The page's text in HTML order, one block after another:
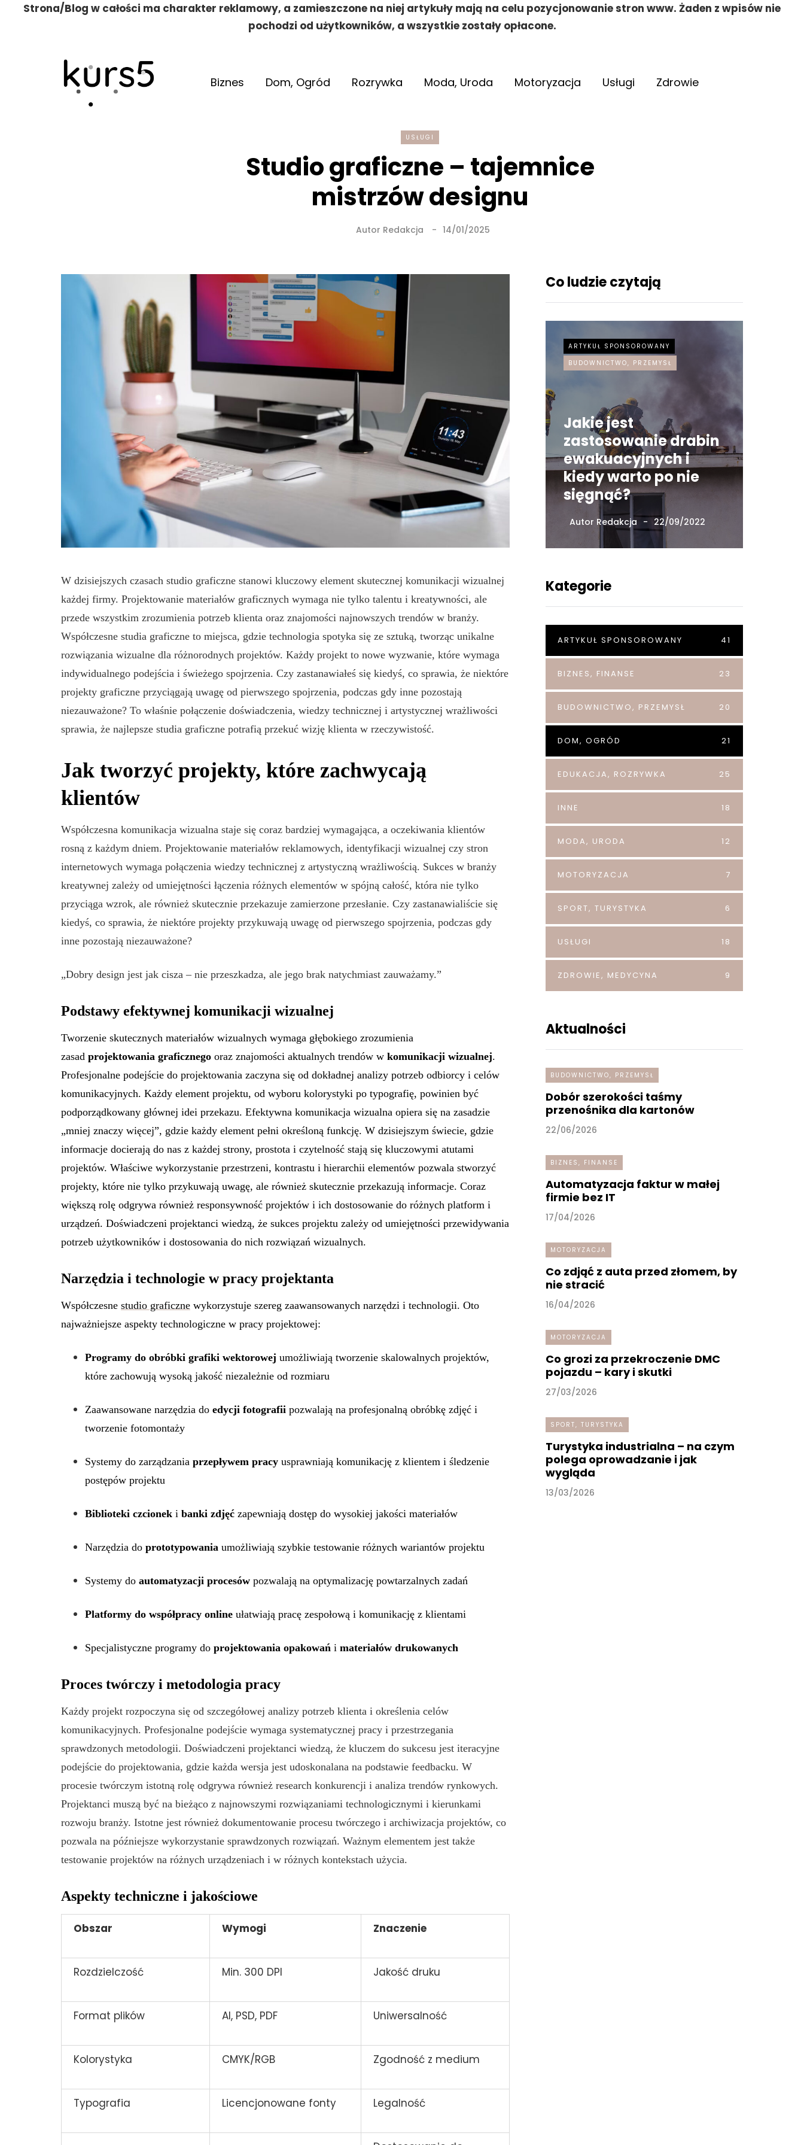
Strona/Blog w całości ma charakter reklamowy, a zamieszczone na niej artykuły mają na celu pozycjonowanie stron www. Żaden z wpisów nie
pochodzi od użytkowników, a wszystkie zostały opłacone.
Biznes Dom, Ogród Rozrywka Moda, Uroda Motoryzacja Usługi Zdrowie
USŁUGI
Studio graficzne – tajemnice
mistrzów designu
Autor Redakcja 14/01/2025
W dzisiejszych czasach studio graficzne stanowi kluczowy element skutecznej komunikacji wizualnej
każdej firmy. Projektowanie materiałów graficznych wymaga nie tylko talentu i kreatywności, ale
przede wszystkim zrozumienia potrzeb klienta oraz znajomości najnowszych trendów w branży.
Współczesne studia graficzne to miejsca, gdzie technologia spotyka się ze sztuką, tworząc unikalne
rozwiązania wizualne dla różnorodnych projektów. Każdy projekt to nowe wyzwanie, które wymaga
indywidualnego podejścia i świeżego spojrzenia. Czy zastanawiałeś się kiedyś, co sprawia, że niektóre
projekty graficzne przyciągają uwagę od pierwszego spojrzenia, podczas gdy inne pozostają
niezauważone? To właśnie połączenie doświadczenia, wiedzy technicznej i artystycznej wrażliwości
sprawia, że najlepsze studia graficzne potrafią przekuć wizję klienta w rzeczywistość.
Jak tworzyć projekty, które zachwycają
klientów
Współczesna komunikacja wizualna staje się coraz bardziej wymagająca, a oczekiwania klientów
rosną z każdym dniem. Projektowanie materiałów reklamowych, identyfikacji wizualnej czy stron
internetowych wymaga połączenia wiedzy technicznej z artystyczną wrażliwością. Sukces w branży
kreatywnej zależy od umiejętności łączenia różnych elementów w spójną całość, która nie tylko
przyciąga wzrok, ale również skutecznie przekazuje zamierzone przesłanie. Czy zastanawialiście się
kiedyś, co sprawia, że niektóre projekty przykuwają uwagę od pierwszego spojrzenia, podczas gdy
inne pozostają niezauważone?
„Dobry design jest jak cisza – nie przeszkadza, ale jego brak natychmiast zauważamy.”
Podstawy efektywnej komunikacji wizualnej
Tworzenie skutecznych materiałów wizualnych wymaga głębokiego zrozumienia
zasad projektowania graficznego oraz znajomości aktualnych trendów w komunikacji wizualnej.
Profesjonalne podejście do projektowania zaczyna się od dokładnej analizy potrzeb odbiorcy i celów
komunikacyjnych. Każdy element projektu, od wyboru kolorystyki po typografię, powinien być
podporządkowany głównej idei przekazu. Efektywna komunikacja wizualna opiera się na zasadzie
„mniej znaczy więcej”, gdzie każdy element pełni określoną funkcję. W dzisiejszym świecie, gdzie
informacje docierają do nas z każdej strony, prostota i czytelność stają się kluczowymi atutami
projektów. Właściwe wykorzystanie przestrzeni, kontrastu i hierarchii elementów pozwala stworzyć
projekty, które nie tylko przykuwają uwagę, ale również skutecznie przekazują informacje. Coraz
większą rolę odgrywa również responsywność projektów i ich dostosowanie do różnych platform i
urządzeń. Doświadczeni projektanci wiedzą, że sukces projektu zależy od umiejętności przewidywania
potrzeb użytkowników i dostosowania do nich rozwiązań wizualnych.
Narzędzia i technologie w pracy projektanta
Współczesne studio graficzne wykorzystuje szereg zaawansowanych narzędzi i technologii. Oto
najważniejsze aspekty technologiczne w pracy projektowej:
Programy do obróbki grafiki wektorowej umożliwiają tworzenie skalowalnych projektów,
które zachowują wysoką jakość niezależnie od rozmiaru
Zaawansowane narzędzia do edycji fotografii pozwalają na profesjonalną obróbkę zdjęć i
tworzenie fotomontaży
Systemy do zarządzania przepływem pracy usprawniają komunikację z klientem i śledzenie
postępów projektu
Biblioteki czcionek i banki zdjęć zapewniają dostęp do wysokiej jakości materiałów
Narzędzia do prototypowania umożliwiają szybkie testowanie różnych wariantów projektu
Systemy do automatyzacji procesów pozwalają na optymalizację powtarzalnych zadań
Platformy do współpracy online ułatwiają pracę zespołową i komunikację z klientami
Specjalistyczne programy do projektowania opakowań i materiałów drukowanych
Proces twórczy i metodologia pracy
Każdy projekt rozpoczyna się od szczegółowej analizy potrzeb klienta i określenia celów
komunikacyjnych. Profesjonalne podejście wymaga systematycznej pracy i przestrzegania
sprawdzonych metodologii. Doświadczeni projektanci wiedzą, że kluczem do sukcesu jest iteracyjne
podejście do projektowania, gdzie każda wersja jest udoskonalana na podstawie feedbacku. W
procesie twórczym istotną rolę odgrywa również research konkurencji i analiza trendów rynkowych.
Projektanci muszą być na bieżąco z najnowszymi rozwiązaniami technologicznymi i kierunkami
rozwoju branży. Istotne jest również dokumentowanie procesu twórczego i archiwizacja projektów, co
pozwala na późniejsze wykorzystanie sprawdzonych rozwiązań. Ważnym elementem jest także
testowanie projektów na różnych urządzeniach i w różnych kontekstach użycia.
Aspekty techniczne i jakościowe
Obszar Wymogi Znaczenie
Rozdzielczość Min. 300 DPI Jakość druku
Format plików AI, PSD, PDF Uniwersalność
Kolorystyka CMYK/RGB Zgodność z medium
Typografia Licencjonowane fonty Legalność
Co ludzie czytają
MODA, URODA
Naturalne metody na
poprawę wyglądu
biustu
Autor Redakcja
ARTYKUŁ SPONSOROWANY
MOTORYZACJA
Wymiana kabiny w
samochodzie
ciężarowym
AutorRedakcja
ARTYKUŁ SPONSOROWANY
BUDOWNICTWO, PRZEMYSŁ
Jakie jest
zastosowanie drabin
ewakuacyjnych i
kiedy warto po nie
sięgnąć?
Autor Redakcja 22/09/2022
Kategorie
ARTYKUŁ SPONSOROWANY 41
BIZNES, FINANSE 23
BUDOWNICTWO, PRZEMYSŁ 20
DOM, OGRÓD 21
EDUKACJA, ROZRYWKA 25
INNE 18
MODA, URODA 12
MOTORYZACJA 7
SPORT, TURYSTYKA 6
USŁUGI 18
ZDROWIE, MEDYCYNA 9
Aktualności
BUDOWNICTWO, PRZEMYSŁ
Dobór szerokości taśmy
przenośnika dla kartonów
22/06/2026
BIZNES, FINANSE
Automatyzacja faktur w małej
firmie bez IT
17/04/2026
MOTORYZACJA
Co zdjąć z auta przed złomem, by
nie stracić
16/04/2026
MOTORYZACJA
Co grozi za przekroczenie DMC
pojazdu – kary i skutki
27/03/2026
SPORT, TURYSTYKA
Turystyka industrialna – na czym
polega oprowadzanie i jak
wygląda
13/03/2026